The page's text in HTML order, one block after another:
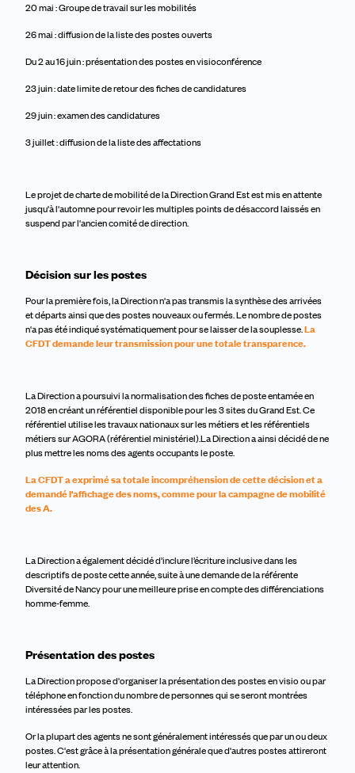
20 mai: Groupe de travailsur les mobilités
26 mai : diffusion de la liste des postes ouverts
Du2au 16 juin: présentation des postes en visioconférence
23 juin : date limite de retour des fiches de candidatures
29 juin : examen des candidatures
3 juillet : diffusion de la liste des affectations
Le projet de charte de mobilité de la Direction Grand Estest mis en attente
jusqu'à l'automne pour revoir les multiples points de désaccord laissésen
suspend par l'ancien comité de direction.
Décision sur les postes
Pour la première fois, la Direction n'a pas transmis la synthèse des arrivées
et départs ainsi que des postes nouveaux ou fermés. Le nombre de postes
n'a pas été indiqué systématiquement pour se laisser de la souplesse.La
CFDT demande leur transmission pour une totale transparence.
La Direction a poursuivi la normalisation des fiches de poste entamée en
2018 en créant un référentiel disponible pour les 3 sites du Grand Est. Ce
référentiel utilise les travaux nationaux sur les métiers et les référentiels
métiers sur AGORA (référentiel ministériel).La Direction a ainsi décidé de ne
plus mettre les noms des agents occupants le poste.
La CFDT a exprimé sa totale incompréhension de cette décision et a
demandé l'affichage des noms, comme pour la campagne de mobilité
des A.
La Direction a également décidé d’inclure l’écriture inclusive dans les
descriptifs de poste cette année, suite à une demande de la référente
Diversité de Nancy pour une meilleure prise en compte des différenciations
homme-femme.
Présentation des postes
La Direction propose d'organiser la présentation des postes en visio oupar
téléphone en fonction du nombre de personnes qui se seront montrées
intéresséespar les postes.
Or la plupart des agents ne sont généralement intéressés que par un ou deux
postes.C'est grâce à la présentation générale que d'autres postes attireront
leur attention.